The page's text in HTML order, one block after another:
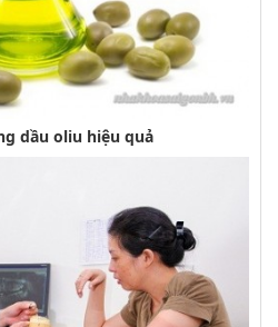
dầu oliu hiệu quả